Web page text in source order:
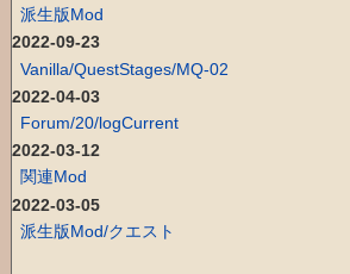
派生版Mod
2022-09-23
Vanilla/QuestStages/MQ-02
2022-04-03
Forum/20/logCurrent
2022-03-12
関連Mod
2022-03-05
派生版Mod/クエスト